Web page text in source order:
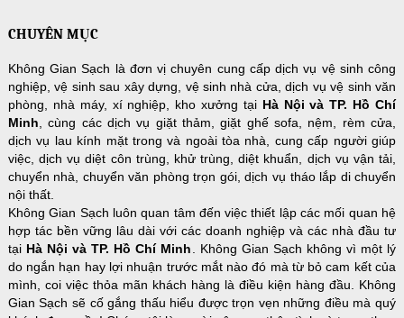
CHUYÊN MỤC
Không Gian Sạch là đơn vị chuyên cung cấp dịch vụ vệ sinh công
nghiệp, vệ sinh sau xây dựng, vệ sinh nhà cửa, dịch vụ vệ sinh văn
phòng, nhà máy, xí nghiệp, kho xưởng tại Hà Nội và TP. Hồ Chí
Minh , cùng các dịch vụ giặt thảm, giặt ghế sofa, nệm, rèm cửa,
dịch vụ lau kính mặt trong và ngoài tòa nhà, cung cấp người giúp
việc, dịch vụ diệt côn trùng, khử trùng, diệt khuẩn, dịch vụ vận tải,
chuyển nhà, chuyển văn phòng trọn gói, dịch vụ tháo lắp di chuyển
nội thất.
Không Gian Sạch luôn quan tâm đến việc thiết lập các mối quan hệ
hợp tác bền vững lâu dài với các doanh nghiệp và các nhà đầu tư
tại Hà Nội và TP. Hồ Chí Minh . Không Gian Sạch không vì một lý
do ngắn hạn hay lợi nhuận trước mắt nào đó mà từ bỏ cam kết của
mình, coi việc thỏa mãn khách hàng là điều kiện hàng đầu. Không
Gian Sạch sẽ cố gắng thấu hiểu được trọn vẹn những điều mà quý